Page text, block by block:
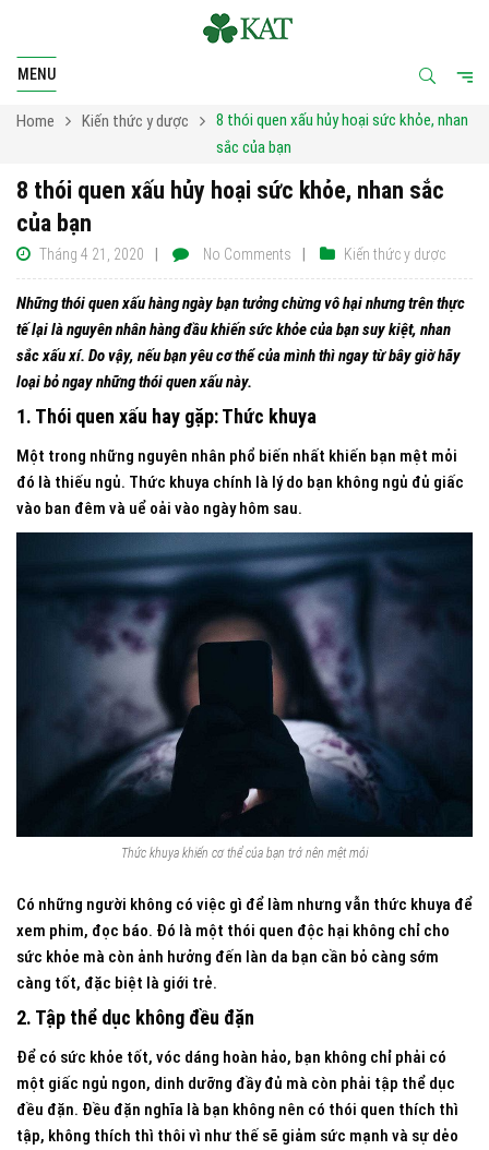
MENU
Home Kiến thức y dược
8 thói quen xấu hủy hoại sức khỏe, nhan
sắc của bạn
8 thói quen xấu hủy hoại sức khỏe, nhan sắc
của bạn
Tháng 4 21, 2020 Kiến thức y dược
No Comments
Những thói quen xấu hàng ngày bạn tưởng chừng vô hại nhưng trên thực
tế lại là nguyên nhân hàng đầu khiến sức khỏe của bạn suy kiệt, nhan
sắc xấu xí. Do vậy, nếu bạn yêu cơ thể của mình thì ngay từ bây giờ hãy
loại bỏ ngay những thói quen xấu này.
1. Thói quen xấu hay gặp: Thức khuya
Một trong những nguyên nhân phổ biến nhất khiến bạn mệt mỏi
đó là thiếu ngủ. Thức khuya chính là lý do bạn không ngủ đủ giấc
vào ban đêm và uể oải vào ngày hôm sau.
Thức khuya khiến cơ thể của bạn trở nên mệt mỏi
Có những người không có việc gì để làm nhưng vẫn thức khuya để
xem phim, đọc báo. Đó là một thói quen độc hại không chỉ cho
sức khỏe mà còn ảnh hưởng đến làn da bạn cần bỏ càng sớm
càng tốt, đặc biệt là giới trẻ.
2. Tập thể dục không đều đặn
Để có sức khỏe tốt, vóc dáng hoàn hảo, bạn không chỉ phải có
một giấc ngủ ngon, dinh dưỡng đầy đủ mà còn phải tập thể dục
đều đặn. Đều đặn nghĩa là bạn không nên có thói quen thích thì
tập, không thích thì thôi vì như thế sẽ giảm sức mạnh và sự dẻo